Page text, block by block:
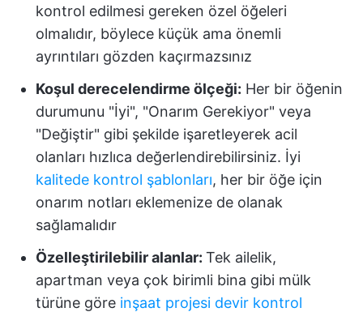
kontrol edilmesi gereken özel öğeleri
olmalıdır, böylece küçük ama önemli
ayrıntıları gözden kaçırmazsınız
Koşul derecelendirme ölçeği: Her bir öğenin
durumunu "İyi", "Onarım Gerekiyor" veya
"Değiştir" gibi şekilde işaretleyerek acil
olanları hızlıca değerlendirebilirsiniz. İyi
kalitede kontrol şablonları, her bir öğe için
onarım notları eklemenize de olanak
sağlamalıdır
Özelleştirilebilir alanlar: Tek ailelik,
apartman veya çok birimli bina gibi mülk
türüne göre inşaat projesi devir kontrol